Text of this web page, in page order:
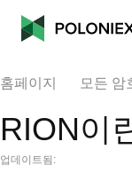
홈페이지 모든 암
RION이
업데이트됨: